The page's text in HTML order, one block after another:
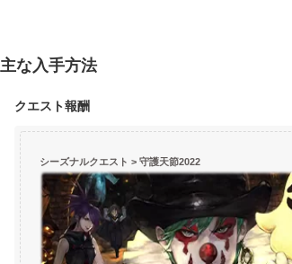
主な入手方法
クエスト報酬
シーズナルクエスト > 守護天節2022